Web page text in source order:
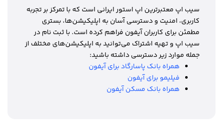
سیب اپ معتبرترین اپ استور ایرانی است که با تمرکز بر تجربه
کاربری، امنیت و دسترسی آسان به اپلیکیشن‌ها، بستری
مطمئن برای کاربران آیفون فراهم کرده است. با ثبت نام در
سیب اپ و تهیه اشتراک می‌توانید به اپلیکیشن‌های مختلف از
جمله موارد زیر دسترسی داشته باشید:
همراه بانک پاسارگاد برای آیفون
فیلیمو برای آیفون
همراه بانک مسکن آیفون